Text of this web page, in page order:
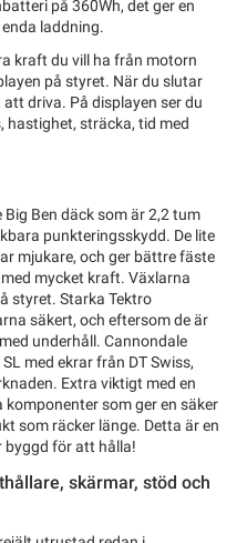
på 360Wh, det ger en
laddning.
kraft du vill ha från motorn
på styret. När du slutar
driva. På displayen ser du
sträcka, tid med
Ben däck som är 2,2 tum
punkteringsskydd. De lite
mjukare, och ger bättre fäste
mycket kraft. Växlarna
styret. Starka Tektro
säkert, och eftersom de är
underhåll. Cannondale
med ekrar från DT Swiss,
Extra viktigt med en
som ger en säker
som räcker länge. Detta är en
byggd för att hålla!
skärmar, stöd och